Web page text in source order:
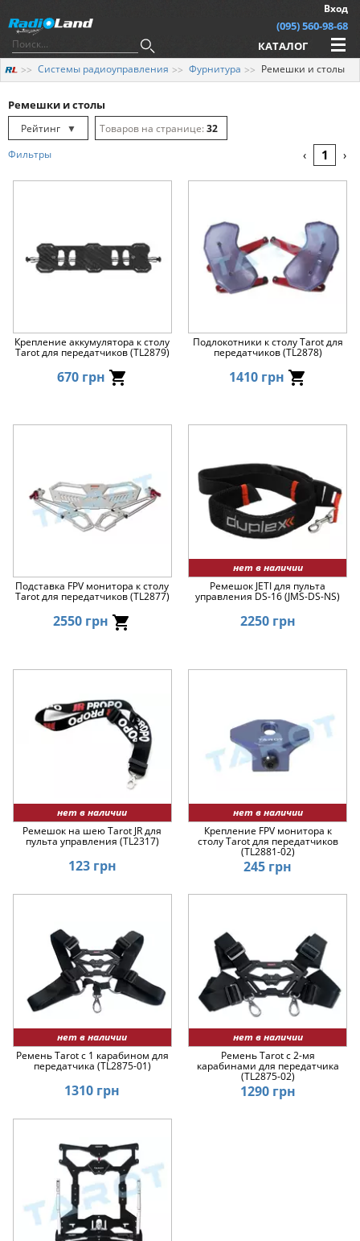
Вход
(095) 560-98-68
КАТАЛОГ
Системы радиоуправления Фурнитура Ремешки и столы
Ремешки и столы
Рейтинг
▼
Рейтинг
Цена ▼
32
Фильтры ‹ 1 ›
Крепление аккумулятора к столу
Tarot для передатчиков (TL2879)
670 грн
Подлокотники к столу Tarot для
передатчиков (TL2878)
1410 грн
Подставка FPV монитора к столу
Tarot для передатчиков (TL2877)
2550 грн
нет в наличии
Ремешок JETI для пульта
управления DS-16 (JMS-DS-NS)
2250 грн
нет в наличии
Ремешок на шею Tarot JR для
пульта управления (TL2317)
123 грн
нет в наличии
Крепление FPV монитора к
столу Tarot для передатчиков
(TL2881-02)
245 грн
нет в наличии
Ремень Tarot с 1 карабином для
передатчика (TL2875-01)
1310 грн
нет в наличии
Ремень Tarot с 2-мя
карабинами для передатчика
(TL2875-02)
1290 грн